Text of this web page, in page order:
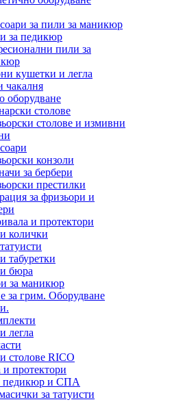
за пили за маникюр
за педикюр
пили за
кушетки и легла
чакалня
оборудване
столове
столове и измивни
конзоли
за бербери
престилки
за фризьори и
и протектори
колички
табуретки
бюра
за маникюр
за грим. Оборудване
легла
столове RICO
протектори
педикюр и СПА
за татуисти